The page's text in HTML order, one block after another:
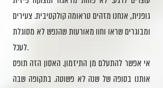
גופנית, אנחנו מזהים טראומה קולקטיבית. צעירים
ומבוגרים שראו וחוו מאורעות שהנפש לא מסוגלת
לעכל.
אי אפשר להתעלם מן התיזמון. האסון הזה תופס
אותנו בסופה של שנה לא פשוטה. בתקופה שבה